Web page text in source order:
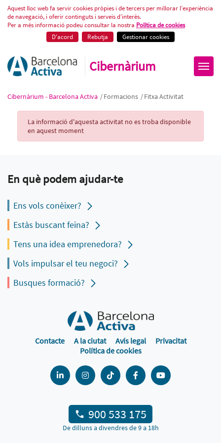
Fitxa Activitat
Aquest lloc web fa servir cookies pròpies i de tercers per millorar l’experiència
de navegació, i oferir continguts i serveis d’interès.
Per a més informació podeu consultar la nostra Política de cookies
D'acord
Rebutja Gestionar cookies
Cibernàrium
Cibernàrium - Barcelona Activa /Formacions /Fitxa Activitat
Activity Record
La informació d'aquesta activitat no es troba disponible
en aquest moment
En què podem ajudar-te
Ens vols conèixer?
Estàs buscant feina?
Tens una idea emprenedora?
Vols impulsar el teu negoci?
Busques formació?
Contacte A la ciutat Avís legal
Privacitat
Política de cookies
900 533 175
De dilluns a divendres de 9 a 18h